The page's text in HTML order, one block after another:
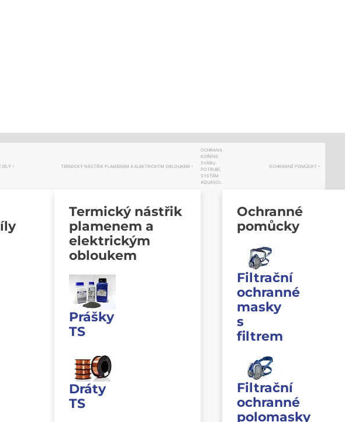
DÍLY TERMICKÝ NÁSTŘIK PLAMENEM A ELEKTRICKÝM OBLOUKEM
Termický nástřik
plamenem a
elektrickým
obloukem
Prášky
TS
Dráty
TS
OCHRANA
KOŘENE
SVARU
POTRUBÍ,
SYSTÉM
AQUASOL
OCHRANNÉ POMŮCKY
Ochranné
pomůcky
Filtrační
ochranné
masky
s
filtrem
Filtrační
ochranné
polomasky